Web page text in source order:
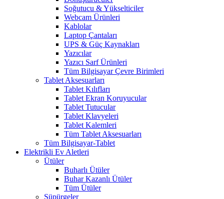
Soğutucu & Yükselticiler
Webcam Ürünleri
Kablolar
Laptop Çantaları
UPS & Güç Kaynakları
Yazıcılar
Yazıcı Sarf Ürünleri
Tüm Bilgisayar Çevre Birimleri
Tablet Aksesuarları
Tablet Kılıfları
Tablet Ekran Koruyucular
Tablet Tutucular
Tablet Klavyeleri
Tablet Kalemleri
Tüm Tablet Aksesuarları
Tüm Bilgisayar-Tablet
Elektrikli Ev Aletleri
Ütüler
Buharlı Ütüler
Buhar Kazanlı Ütüler
Tüm Ütüler
Süpürgeler